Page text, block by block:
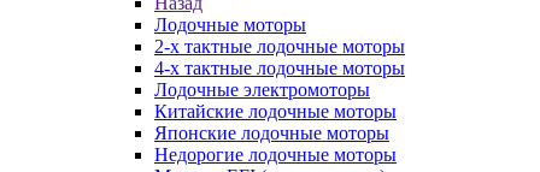
Лодочные моторы
2-х тактные лодочные моторы
4-х тактные лодочные моторы
Лодочные электромоторы
Китайские лодочные моторы
Японские лодочные моторы
Недорогие лодочные моторы